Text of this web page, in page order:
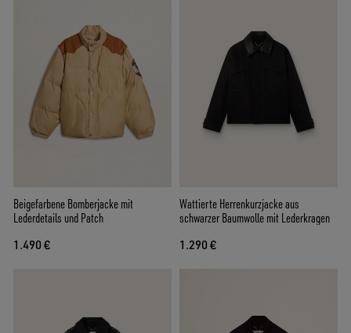
Beigefarbene Bomberjacke mit
Lederdetails und Patch
1.490 €
Wattierte Herrenkurzjacke aus
schwarzer Baumwolle mit Lederkragen
1.290 €